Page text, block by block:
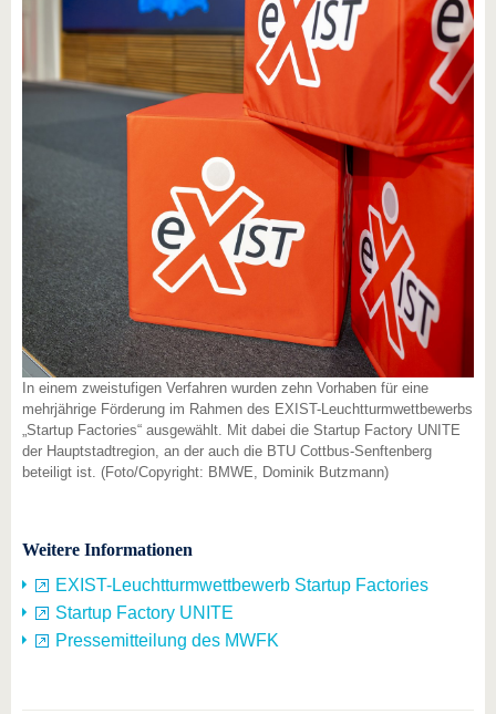
In einem zweistufigen Verfahren wurden zehn Vorhaben für eine
mehrjährige Förderung im Rahmen des EXIST-Leuchtturmwettbewerbs
„Startup Factories“ ausgewählt. Mit dabei die Startup Factory UNITE
der Hauptstadtregion, an der auch die BTU Cottbus-Senftenberg
beteiligt ist. (Foto/Copyright: BMWE, Dominik Butzmann)
Weitere Informationen
EXIST-Leuchtturmwettbewerb Startup Factories
Startup Factory UNITE
Pressemitteilung des MWFK